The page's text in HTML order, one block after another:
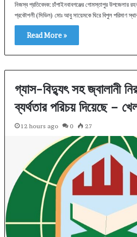
নিজস্ব প্রতিবেদক: চাঁপাইনবাবগঞ্জের গোমস্তাপুর উপজেলার
প্রকৌশলী (সিভিল) মোঃ আবু সায়েমকে ঘিরে বিপুল পরিমাণ
Read More »
গ্যাস-বিদ্যুৎ সহ জ্বালানী
ব্যর্থতার পরিচয় দিয়েছে –
12 hours ago 0 27